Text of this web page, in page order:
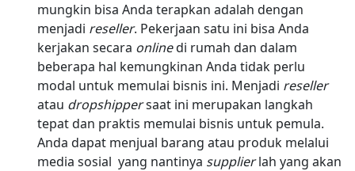
mungkin bisa Anda terapkan adalah dengan
menjadi reseller. Pekerjaan satu ini bisa Anda
kerjakan secara onlinedi rumah dan dalam
beberapa hal kemungkinan Anda tidak perlu
modal untuk memulai bisnis ini. Menjadi reseller
atau dropshippersaat ini merupakan langkah
tepat dan praktis memulai bisnis untuk pemula.
Anda dapat menjual barang atau produk melalui
media sosial yang nantinya supplierlah yang akan